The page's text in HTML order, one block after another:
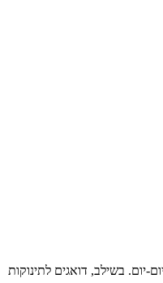
ולהרגיש בנוח, כמו בבגדי היום-יום. בשילב, דואגים לתינוקות